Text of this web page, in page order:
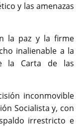
y las amenazas
la paz y la firme
inalienable a la
la Carta de las
inconmovible
Socialista y, con
irrestricto e